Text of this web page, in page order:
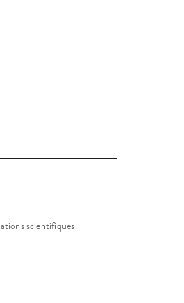
scientifiques